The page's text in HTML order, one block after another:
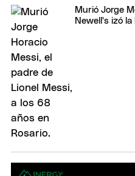
Murió Jorge
Newell's izó